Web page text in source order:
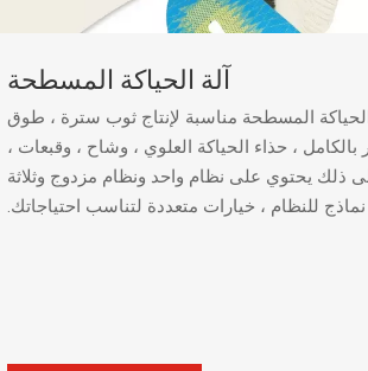
آلة الحياكة المسطحة
المسطحة مناسبة لإنتاج ثوب سترة ، طوق
بالكامل ، حذاء الحياكة العلوي ، وشاح ، وقبعات ،
ذلك يحتوي على نظام واحد ونظام مزدوج وثلاثة
نماذج للنظام ، خيارات متعددة لتناسب احتياجاتك.